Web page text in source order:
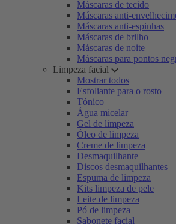
Máscaras de tecido
Máscaras anti-
Máscaras anti-espinhas
Máscaras de brilho
Máscaras de noite
Máscaras para pontos
Limpeza facial
Mostrar todos
Esfoliante para o rosto
Tónico
Água micelar
Gel de limpeza
Óleo de limpeza
Creme de limpeza
Desmaquilhante
Discos desmaquilhantes
Espuma de limpeza
Kits limpeza de pele
Leite de limpeza
Pó de limpeza
Sabonete facial